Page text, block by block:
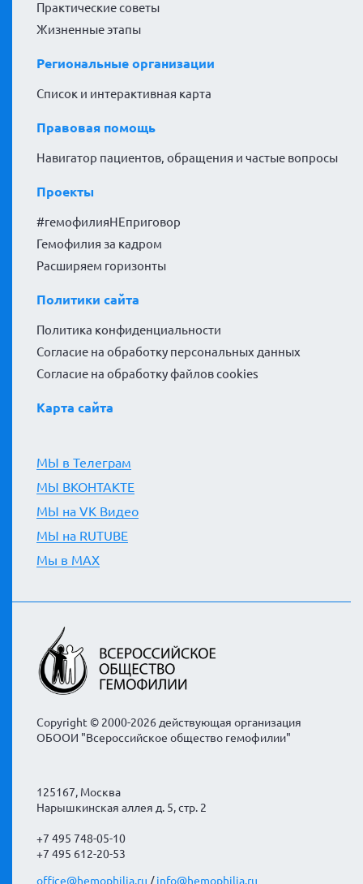
Практические советы
Жизненные этапы
Региональные организации
Список и интерактивная карта
Правовая помощь
Навигатор пациентов, обращения и частые вопросы
Проекты
#гемофилияНЕприговор
Гемофилия за кадром
Расширяем горизонты
Политики сайта
Политика конфиденциальности
Согласие на обработку персональных данных
Согласие на обработку файлов cookies
Карта сайта
МЫ в Телеграм
МЫ ВКОНТАКТЕ
МЫ на VK Видео
МЫ на RUTUBE
Мы в MAX
Copyright © 2000-2026 действующая организация
ОБООИ "Всероссийское общество гемофилии"
125167, Москва
Нарышкинская аллея д. 5, стр. 2
+7 495 748-05-10
+7 495 612-20-53
office@hemophilia.ru /info@hemophilia.ru